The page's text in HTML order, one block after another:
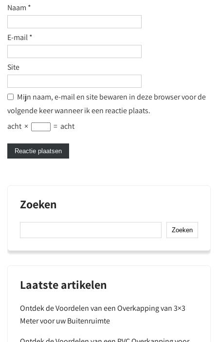
Naam *
E-mail*
Site
Mijn naam, e-mail en site bewaren in deze browser voor de
volgende keer wanneer ik een reactie plaats.
acht × = acht
Zoeken
Zoeken
Laatste artikelen
Ontdek de Voordelen van een Overkapping van 3×3
Meter voor uw Buitenruimte